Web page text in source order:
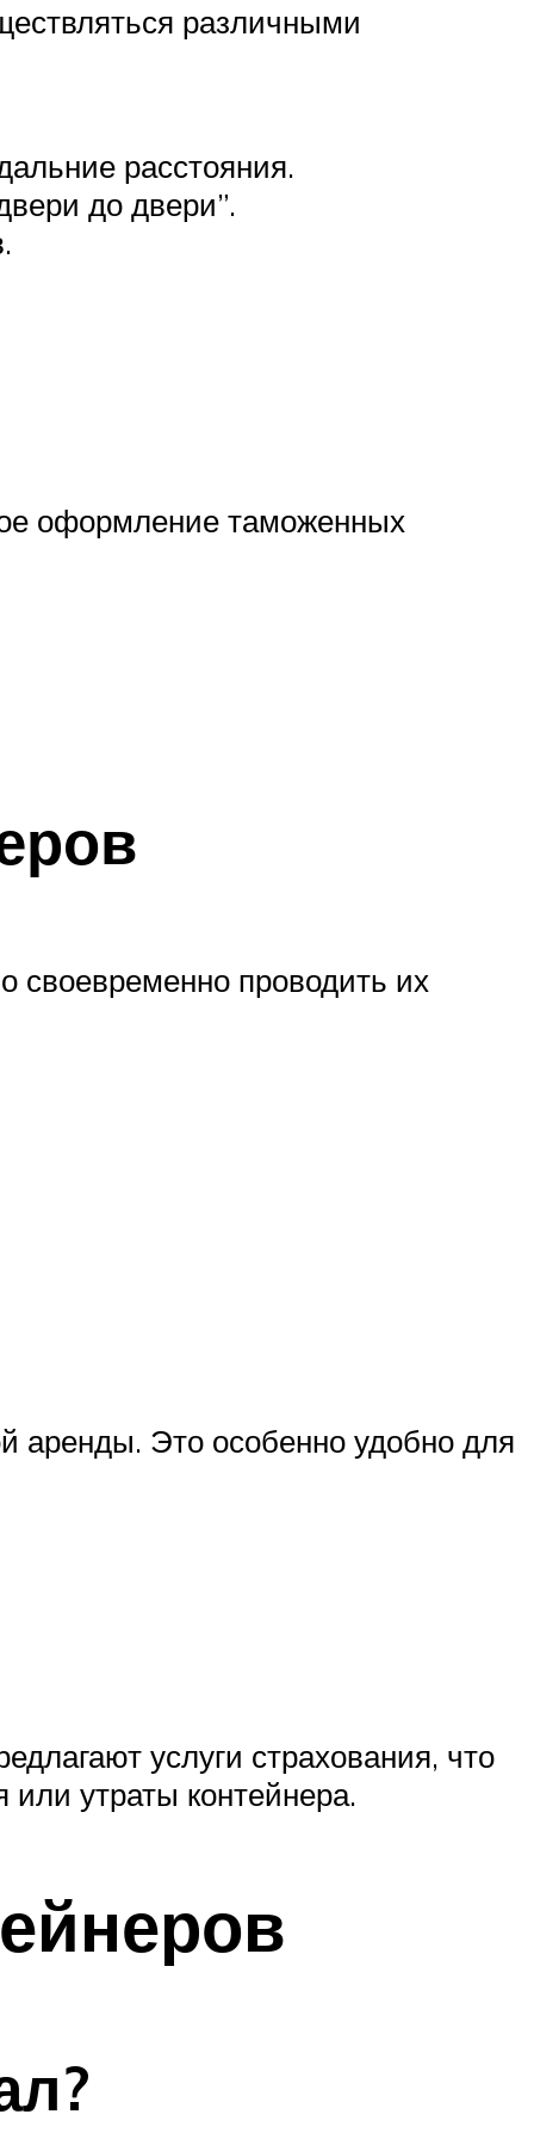
различными
расстояния.
до двери”.
оформление таможенных
своевременно проводить их
аренды. Это особенно удобно для
услуги страхования, что
утраты контейнера.